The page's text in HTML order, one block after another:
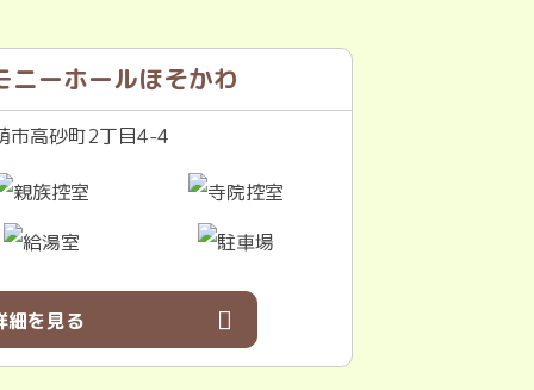
ニーホールほそかわ
市高砂町2丁目4-4
細を見る